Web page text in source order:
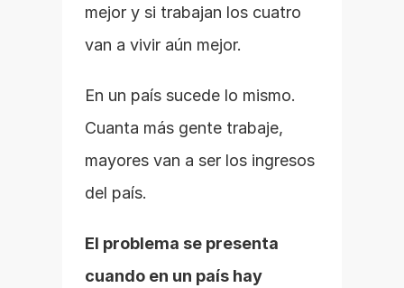
mejor y si trabajan los cuatro
van a vivir aún mejor.
En un país sucede lo mismo.
Cuanta más gente trabaje,
mayores van a ser los ingresos
del país.
El problema se presenta
cuando en un país hay